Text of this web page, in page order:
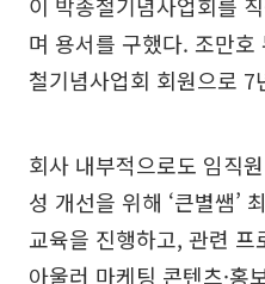
이 박종철기념사업회를
며 용서를 구했다. 조만
철기념사업회 회원으로 7
회사 내부적으로도 임직
성 개선을 위해 ‘큰별쌤’
교육을 진행하고, 관련
아울러 마케팅 콘텐츠·홍